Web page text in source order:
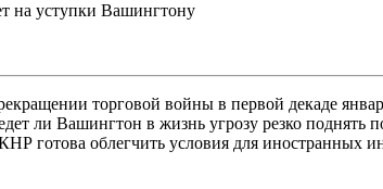
на уступки Вашингтону
торговой войны в первой декаде
ли Вашингтон в жизнь угрозу резко
готова облегчить условия для иностранных